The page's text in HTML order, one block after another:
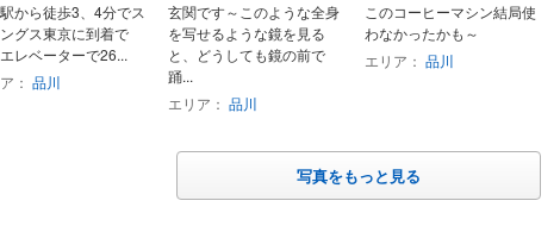
から徒歩3、4分でス
ングス東京に到着で
レベーターで26...
： 品川
玄関です～このような全身
を写せるような鏡を見る
と、どうしても鏡の前で
踊...
エリア： 品川
このコーヒーマシン結局使
わなかったかも～
エリア： 品川
写真をもっと見る